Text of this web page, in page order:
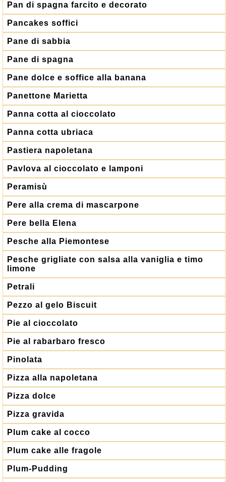
Pan di spagna farcito e decorato
Pancakes soffici
Pane di sabbia
Pane di spagna
Pane dolce e soffice alla banana
Panettone Marietta
Panna cotta al cioccolato
Panna cotta ubriaca
Pastiera napoletana
Pavlova al cioccolato e lamponi
Peramisù
Pere alla crema di mascarpone
Pere bella Elena
Pesche alla Piemontese
Pesche grigliate con salsa alla vaniglia e timo
limone
Petrali
Pezzo al gelo Biscuit
Pie al cioccolato
Pie al rabarbaro fresco
Pinolata
Pizza alla napoletana
Pizza dolce
Pizza gravida
Plum cake al cocco
Plum cake alle fragole
Plum-Pudding